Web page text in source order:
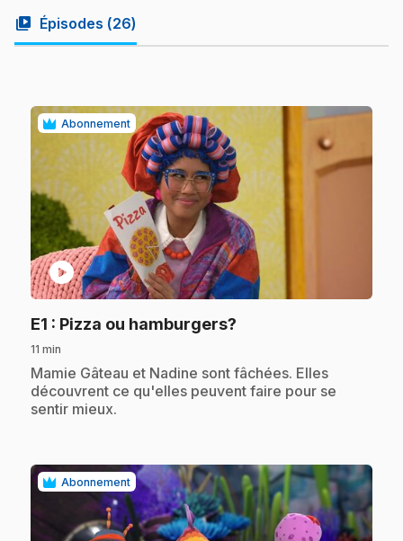
video_library Épisodes (26)
Abonnement
play_circle
E1 : Pizza ou hamburgers?
11 min
.Mamie Gâteau et Nadine sont fâchées. Elles
découvrent ce qu'elles peuvent faire pour se
sentir mieux.
Abonnement